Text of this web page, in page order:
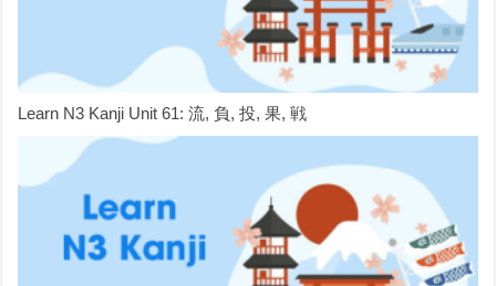
Learn N3 Kanji Unit 61: 流, 負, 投, 果, 戦